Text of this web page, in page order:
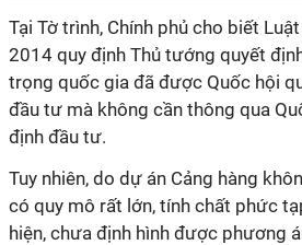
Tại Tờ trình, Chính phủ cho biết
2014 quy định Thủ tướng quyết
trọng quốc gia đã được Quốc hội
đầu tư mà không cần thông qua
định đầu tư.
Tuy nhiên, do dự án Cảng hàng
có quy mô rất lớn, tính chất phức
hiện, chưa định hình được phương